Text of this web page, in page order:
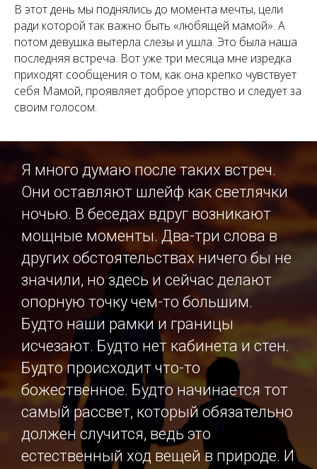
В этот день мы поднялись до момента мечты, цели
ради которой так важно быть «любящей мамой». А
потом девушка вытерла слезы и ушла. Это была наша
последняя встреча. Вот уже три месяца мне изредка
приходят сообщения о том, как она крепко чувствует
себя Мамой, проявляет доброе упорство и следует за
своим голосом.
Я много думаю после таких встреч.
Они оставляют шлейф как светлячки
ночью. В беседах вдруг возникают
мощные моменты. Два-три слова в
других обстоятельствах ничего бы не
значили, но здесь и сейчас делают
опорную точку чем-то большим.
Будто наши рамки и границы
исчезают. Будто нет кабинета и стен.
Будто происходит что-то
божественное. Будто начинается тот
самый рассвет, который обязательно
должен случится, ведь это
естественный ход вещей в природе. И